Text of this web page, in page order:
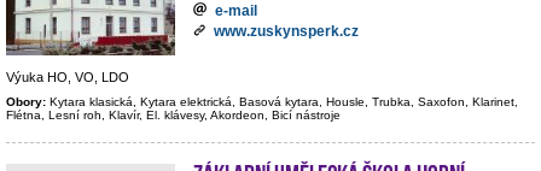
e-mail
www.zuskynsperk.cz
Výuka HO, VO, LDO
Obory: Kytara klasická, Kytara elektrická, Basová kytara, Housle, Trubka, Saxofon, Klarinet,
Flétna, Lesní roh, Klavír, El. klávesy, Akordeon, Bicí nástroje